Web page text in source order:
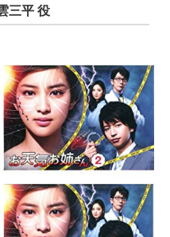
三平 役